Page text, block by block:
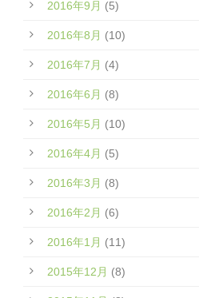
2016年9月 (5)
2016年8月 (10)
2016年7月 (4)
2016年6月 (8)
2016年5月 (10)
2016年4月 (5)
2016年3月 (8)
2016年2月 (6)
2016年1月 (11)
2015年12月 (8)